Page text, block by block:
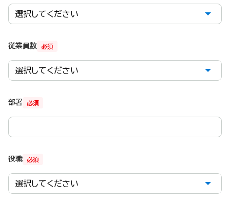
必須
従業員数
必須
部署
必須
役職